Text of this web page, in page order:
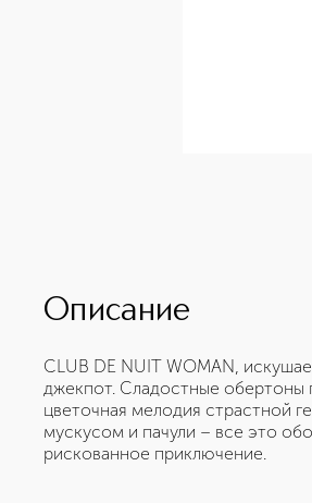
Описание
CLUB DE NUIT WOMAN,
джекпот. Сладостные обертоны
цветочная мелодия страстной
мускусом и пачули – все это
рискованное приключение.